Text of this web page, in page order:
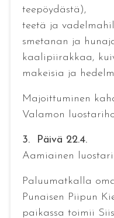
teepöydästä),
teetä ja
smetanan ja
kaalipiirakkaa,
makeisia ja
Majoittuminen
Valamon
3. Päivä 22.4.
Aamiainen
Paluumatkalla
Punaisen Piipun
paikassa toimii